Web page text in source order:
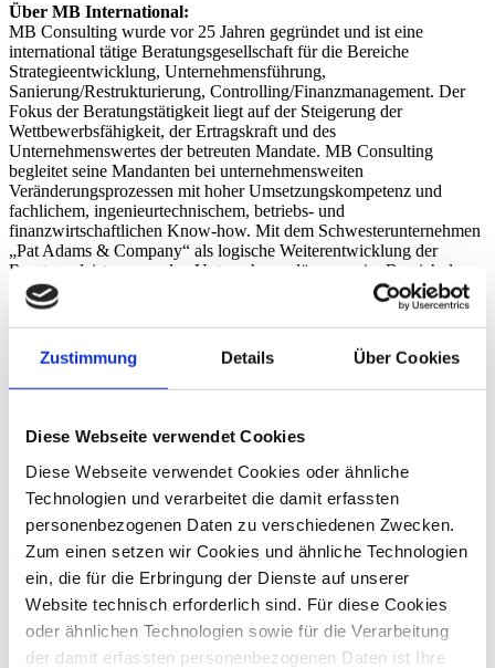
Zustimmung Details Über Cookies
Diese Webseite verwendet Cookies
Diese Webseite verwendet Cookies oder ähnliche
Technologien und verarbeitet die damit erfassten
personenbezogenen Daten zu verschiedenen Zwecken.
Zum einen setzen wir Cookies und ähnliche Technologien
ein, die für die Erbringung der Dienste auf unserer
Website technisch erforderlich sind. Für diese Cookies
oder ähnlichen Technologien sowie für die Verarbeitung
der damit erfassten personenbezogenen Daten ist Ihre
Über MB International:
MB Consulting wurde vor 25 Jahren gegründet und ist eine
international tätige Beratungsgesellschaft für die Bereiche
Strategieentwicklung, Unternehmensführung,
Sanierung/Restrukturierung, Controlling/Finanzmanagement. Der
Fokus der Beratungstätigkeit liegt auf der Steigerung der
Wettbewerbsfähigkeit, der Ertragskraft und des
Unternehmenswertes der betreuten Mandate. MB Consulting
begleitet seine Mandanten bei unternehmensweiten
Veränderungsprozessen mit hoher Umsetzungskompetenz und
fachlichem, ingenieurtechnischem, betriebs- und
finanzwirtschaftlichen Know-how. Mit dem Schwesterunternehmen
„Pat Adams & Company“ als logische Weiterentwicklung der
Beratungsleistung werden Unternehmenslösungen im Bereich der
steigenden Digitalisierung und des Innovationsmanagements
entwickelt.
Über ATN d’Avoine Teubler Neu:
Die Kanzlei ATN d`Avoine Teubler Neu ist eine auf Insolvenzrecht
und Wirtschaftsrecht ausgerichtete mittelständische und
und 5 Insolvenzverwaltern an Standorten in den Gerichtsbezirken
Wuppertal, Köln, Düsseldorf, Essen, Bochum und Hagen. ATN
zählte im vergangenen Jahr zu den Top 25
Nordrhein-Westfalen.
Zurück
Pressekontakt
Brigitte Schultes
Für Ihre Presseanfragen stehe ich Ihnen gerne zur Verfügung.